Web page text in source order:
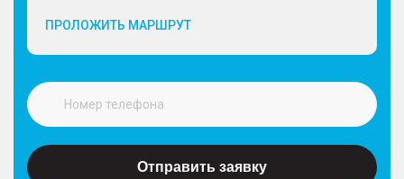
ПРОЛОЖИТЬ МАРШРУТ
Отправить заявку